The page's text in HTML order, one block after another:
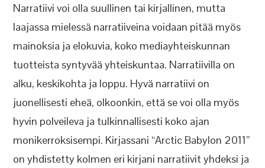
Narratiivi voi olla suullinen tai kirjallinen, mutta
laajassa mielessä narratiiveina voidaan pitää myös
mainoksia ja elokuvia, koko mediayhteiskunnan
tuotteista syntyvää yhteiskuntaa. Narratiivilla on
alku, keskikohta ja loppu. Hyvä narratiivi on
juonellisesti eheä, olkoonkin, että se voi olla myös
hyvin polveileva ja tulkinnallisesti koko ajan
monikerroksisempi. Kirjassani “Arctic Babylon 2011”
on yhdistetty kolmen eri kirjani narratiivit yhdeksi ja